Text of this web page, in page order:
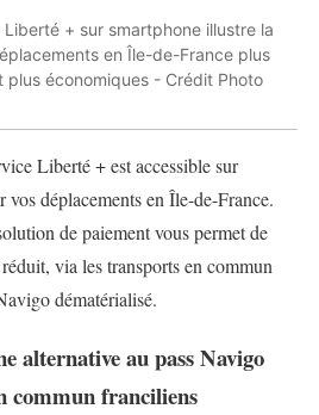
Liberté + sur smartphone illustre la
en Île-de-France plus
plus économiques - Crédit Photo
Liberté + est accessible sur
déplacements en Île-de-France.
de paiement vous permet de
via les transports en commun
dématérialisé.
alternative au pass Navigo
commun franciliens